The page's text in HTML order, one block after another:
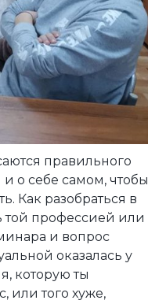
правильного
о себе самом, чтобы
Как разобраться в
той профессией или
и вопрос
оказалась у
которую ты
или того хуже,